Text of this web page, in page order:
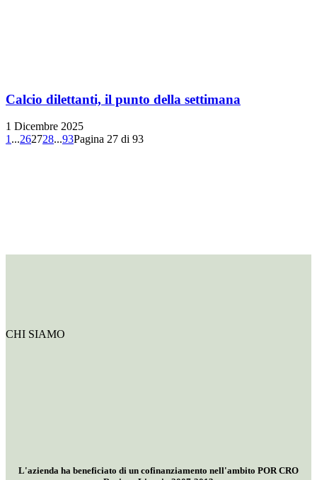
Calcio dilettanti, il punto della settimana
1 Dicembre 2025
1 ...262728...93Pagina 27 di 93
CHI SIAMO
L'azienda ha beneficiato di un cofinanziamento nell'ambito POR CRO